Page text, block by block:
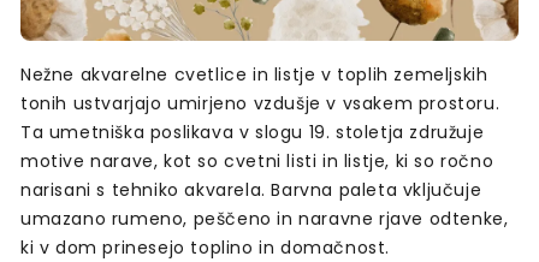
Nežne akvarelne cvetlice in listje v toplih zemeljskih
tonih ustvarjajo umirjeno vzdušje v vsakem prostoru.
Ta umetniška poslikava v slogu 19. stoletja združuje
motive narave, kot so cvetni listi in listje, ki so ročno
narisani s tehniko akvarela. Barvna paleta vključuje
umazano rumeno, peščeno in naravne rjave odtenke,
ki v dom prinesejo toplino in domačnost.